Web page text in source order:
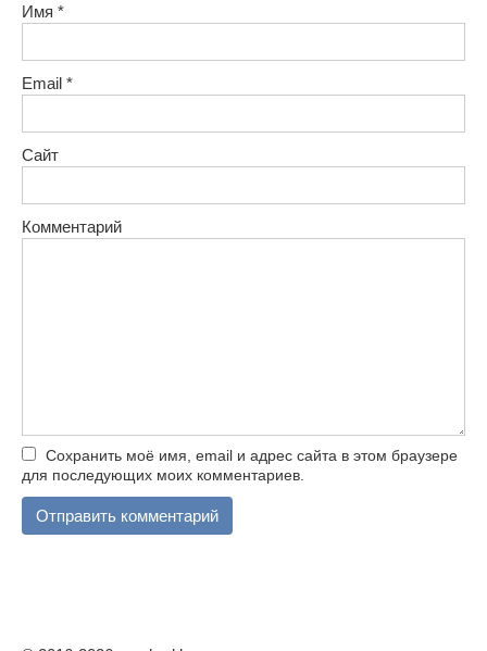
Имя *
Email *
Сайт
Комментарий
Сохранить моё имя, email и адрес сайта в этом браузере
для последующих моих комментариев.